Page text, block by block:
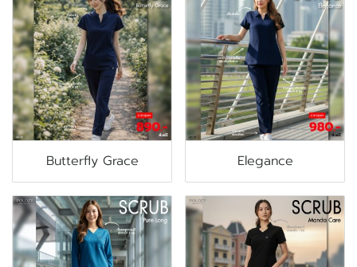
Butterfly Grace Elegance